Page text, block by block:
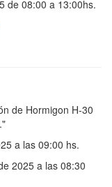
de 08:00 a 13:00hs.
de Hormigon H-30
a las 09:00 hs.
2025 a las 08:30